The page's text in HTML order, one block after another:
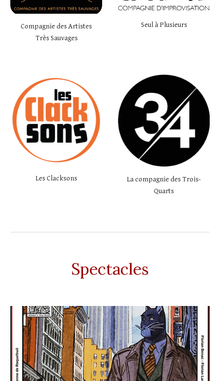
Compagnie des Artistes
Très Sauvages
Seul à Plusieurs
Les Clacksons
La compagnie des Trois-
Quarts
Spectacles